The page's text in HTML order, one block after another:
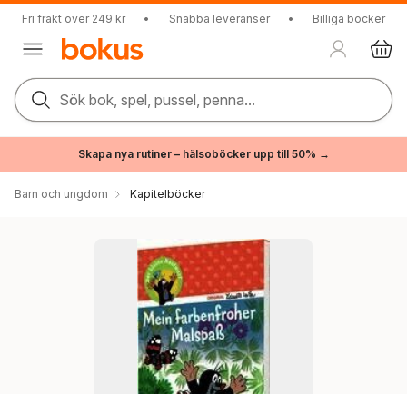
Fri frakt över 249 kr • Snabba leveranser • Billiga böcker
Sök bok, spel, pussel, penna...
Skapa nya rutiner – hälsoböcker upp till 50% →
Barn och ungdom Kapitelböcker